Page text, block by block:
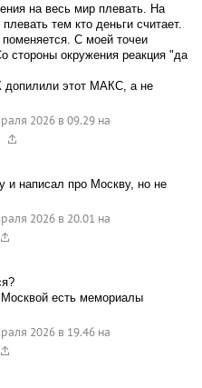
на весь мир плевать. На
тем кто деньги считает.
С моей точеи
стороны окружения реакция "да
допилили этот МАКС, а не
2026 в 09.29на
и написал про Москву, но не
2026 в 20.01 на
есть мемориалы
2026 в 19.46на